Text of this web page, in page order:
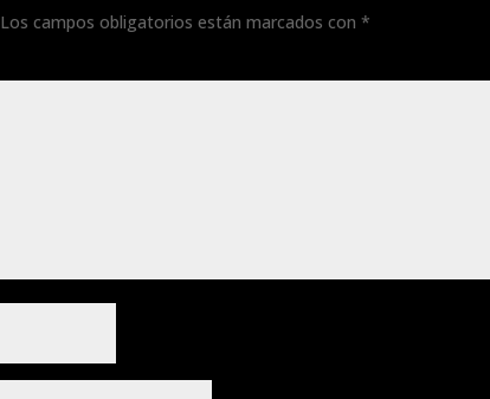
Los campos obligatorios están marcados con*